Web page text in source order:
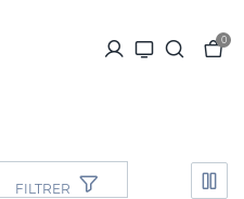
0
FILTRER